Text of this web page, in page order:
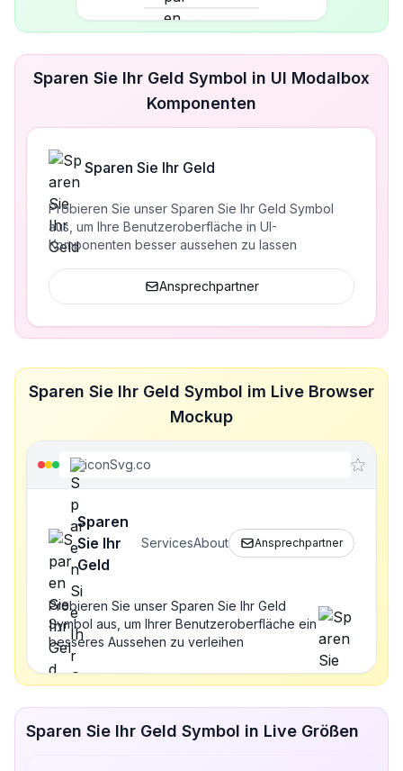
Sparen Sie Ihr Geld Symbol in UI Modalbox
Komponenten
Sparen Sie Ihr Geld
Probieren Sie unser Sparen Sie Ihr Geld Symbol
aus, um Ihre Benutzeroberfläche in UI-
Komponenten besser aussehen zu lassen
Ansprechpartner
Sparen Sie Ihr Geld Symbol im Live Browser
Mockup
iconSvg.co
Sparen
Sie Ihr
Geld
ServicesAbout Ansprechpartner
Probieren Sie unser Sparen Sie Ihr Geld
Symbol aus, um Ihrer Benutzeroberfläche ein
besseres Aussehen zu verleihen
Sparen Sie Ihr Geld Symbol in Live Größen